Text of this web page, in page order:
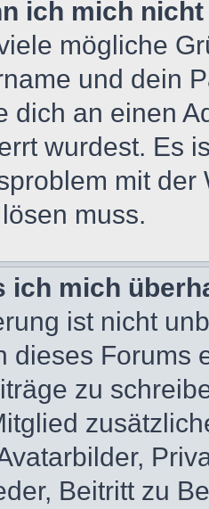
ich mich
mögliche
und dein
dich an einen
wurdest. Es
mit
muss.
ich mich
ist nicht
dieses Forums
zu
Beitritt zu